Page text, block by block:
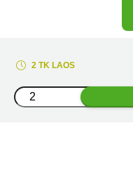
2 TK LAOS